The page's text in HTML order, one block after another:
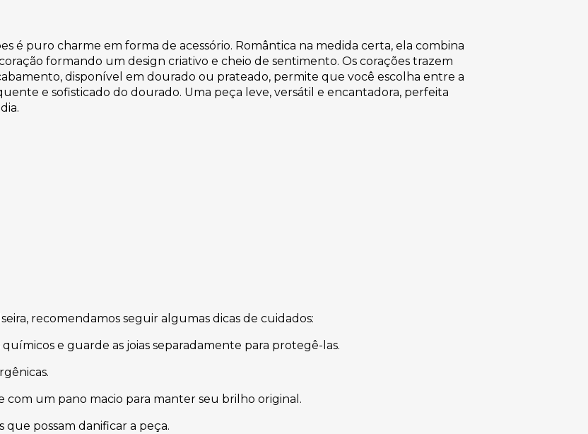
é puro charme em forma de acessório. Romântica na medida certa, ela combina
formando um design criativo e cheio de sentimento. Os corações trazem
disponível em dourado ou prateado, permite que você escolha entre a
e sofisticado do dourado. Uma peça leve, versátil e encantadora, perfeita
recomendamos seguir algumas dicas de cuidados:
e guarde as joias separadamente para protegê-las.
um pano macio para manter seu brilho original.
que possam danificar a peça.